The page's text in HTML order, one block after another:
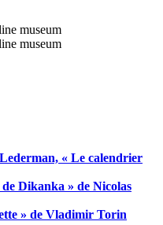
« Le calendrier
de Dikanka » de Nicolas
» de Vladimir Torin